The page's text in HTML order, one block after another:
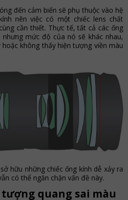
đến cảm biến sẽ phụ thuộc vào hệ
nên việc có một chiếc lens chất
cần thiết. Thực tế, tất cả các ống
mức độ của nó sẽ khác nhau,
không thấy hiện tượng viền màu
hữu những chiếc ống kính dễ xảy ra
có thể ngăn chặn vấn đề này.
quang sai màu